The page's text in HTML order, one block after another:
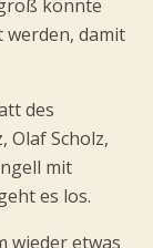
könnte
damit
des
Olaf Scholz,
mit
es los.
wieder etwas